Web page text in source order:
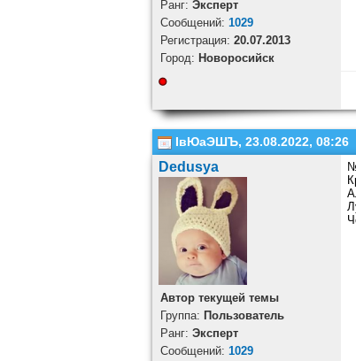
Ранг: Эксперт
Cообщений: 1029
Регистрация: 20.07.2013
Город: Новоросийск
ІвЮаЭШЪ, 23.08.2022, 08:26
Dedusya
Автор текущей темы
Группа: Пользователь
Ранг: Эксперт
Cообщений: 1029